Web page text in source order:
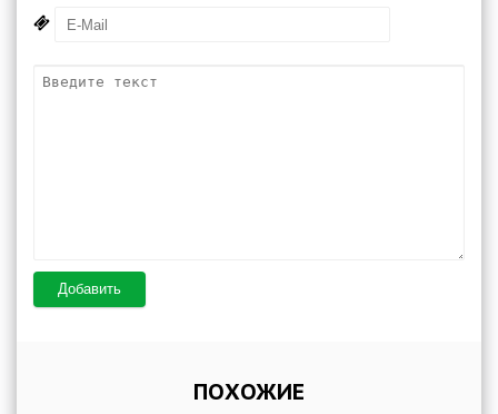
Добавить
ПОХОЖИЕ